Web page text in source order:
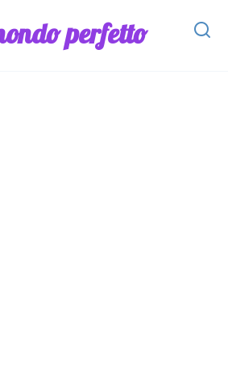
perfetto